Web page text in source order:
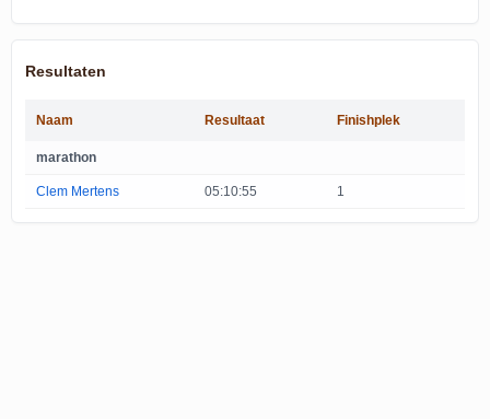
Resultaten
Naam Resultaat Finishplek
marathon
Clem Mertens 05:10:55 1